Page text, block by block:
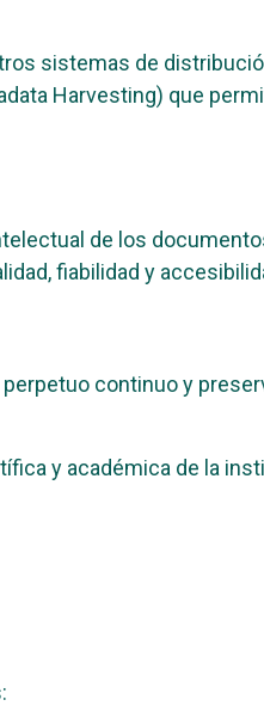
sistemas de
Harvesting) que
de los
fiabilidad y
continuo y
y académica de la